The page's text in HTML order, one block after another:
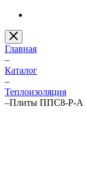
Главная
–
Каталог
–
Теплоизоляция
–Плиты ППС8-Р-А